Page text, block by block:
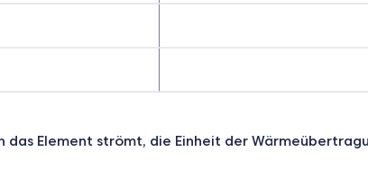
das Element strömt, die Einheit der